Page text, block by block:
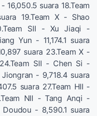
16,050.5 suara 18.Team
19.Team X - Shao
SII - Xu Jiaqi -
Yun - 11,174.1 suara
suara 23.Team X -
SII - Chen Si -
- 9,718.4 suara
suara 27.Team HII -
NII - Tang Anqi -
- 8,590.1 suara